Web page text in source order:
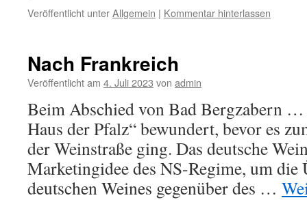
Veröffentlicht unterAllgemein | Kommentar hinterlassen
Nach Frankreich
Veröffentlicht am 4. Juli 2023 von admin
Beim Abschied von Bad Bergzabern
Haus der Pfalz“ bewundert, bevor es
der Weinstraße ging. Das deutsche
Marketingidee des NS-Regime, um die
deutschen Weines gegenüber des …